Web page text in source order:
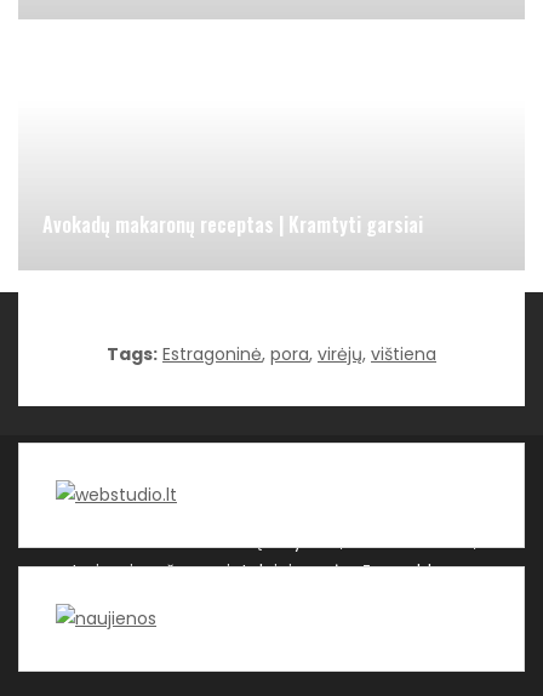
Avokadų makaronų receptas | Kramtyti garsiai
Tags: Estragoninė, pora, virėjų, vištiena
Kategorijos
WEBSTUDIO.LT © SKAITMENINIO MARKETINGO
straipsnių rašymas ir talpinimas į mūsų valdomas
svetaines.